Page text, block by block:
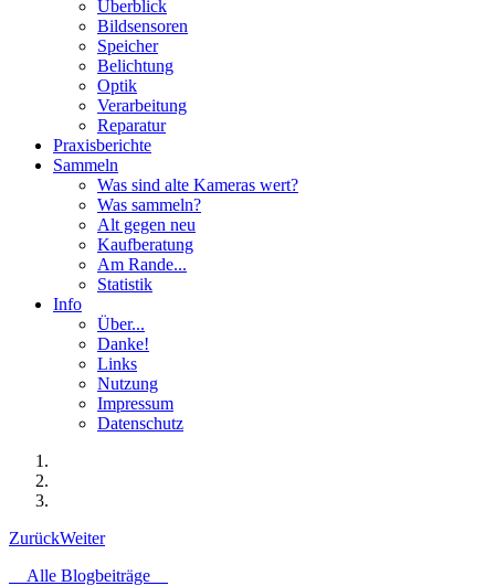
Überblick
Bildsensoren
Speicher
Belichtung
Optik
Verarbeitung
Reparatur
Praxisberichte
Sammeln
Was sind alte Kameras wert?
Was sammeln?
Alt gegen neu
Kaufberatung
Am Rande...
Statistik
Info
Über...
Danke!
Links
Nutzung
Impressum
Datenschutz
ZurückWeiter
Alle Blogbeiträge